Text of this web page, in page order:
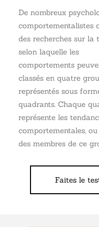
De nombreux
comportementalistes
des recherches sur la
selon laquelle les
comportements
classés en quatre
représentés sous
quadrants. Chaque
représente les
comportementales,
des membres de ce
Faites le